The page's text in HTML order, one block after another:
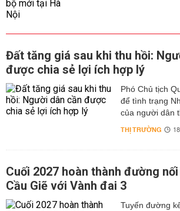
Đất tăng giá sau khi thu hồi:
được chia sẻ lợi ích hợp lý
Phó Chủ tịch
để tình trạng
của người dân
THỊ TRƯỜNG
Cuối 2027 hoàn thành đường
Cầu Giẽ với Vành đai 3
Tuyến đường